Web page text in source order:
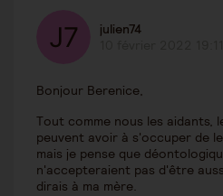
julien74
Bonjour Berenice,
Tout comme nous les aidants,
peuvent avoir à s'occuper de
mais je pense que
n'accepteraient pas d'être
dirais à ma mère.